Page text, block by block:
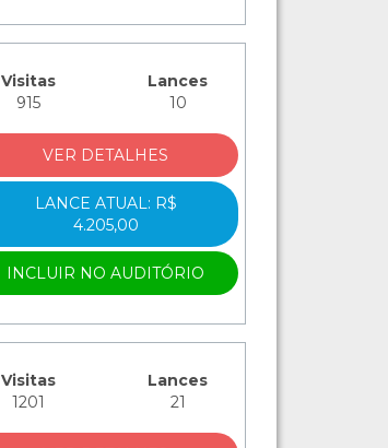
Visitas
915
Lances
10
VER DETALHES
LANCE ATUAL: R$
4.205,00
INCLUIR NO AUDITÓRIO
Visitas
1201
Lances
21